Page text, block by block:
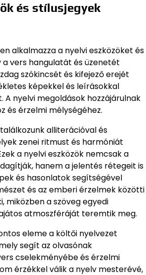
és stílusjegyek
alkalmazza a nyelvi eszközöket és
vers hangulatát és üzenetét
szókincsét és kifejező erejét
képekkel és leírásokkal
A nyelvi megoldások hozzájárulnak
és érzelmi mélységéhez.
alliterációval és
zenei ritmust és harmóniát
a nyelvi eszközök nemcsak a
hanem a jelentés rétegeit is
és hasonlatok segítségével
és az emberi érzelmek közötti
miközben a szöveg egyedi
atmoszféráját teremtik meg.
eleme a költői nyelvezet
segít az olvasónak
cselekményébe és érzelmi
érzékkel válik a nyelv mesterévé,